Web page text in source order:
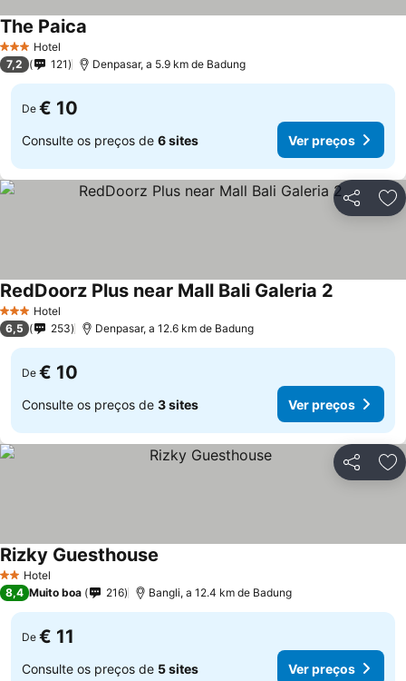
3 EstrelasHotel
The Paica
7,2 121 Denpasar, a 5.9 km de Badung
De € 10
Consulte os preços de 6 sites Ver preços
Partilhar
3 EstrelasHotel
RedDoorz Plus near Mall Bali Galeria 2
6,5 253 Denpasar, a 12.6 km de Badung
De € 10
Consulte os preços de 3 sites Ver preços
Partilhar
2 Estrelas
Hotel
Rizky Guesthouse
8,4 Muito boa 216 Bangli, a 12.4 km de Badung
De € 11
Consulte os preços de 5 sites Ver preços